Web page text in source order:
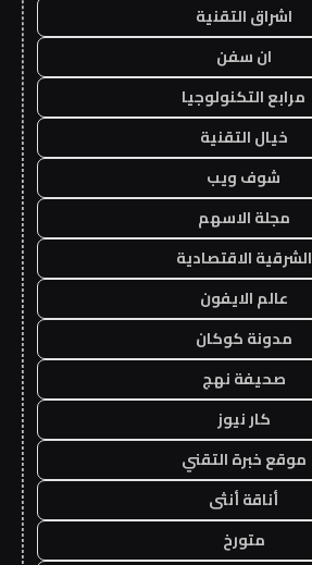
اشراق التقنية
ان سفن
مرابع التكنولوجيا
خيال التقنية
شوف ويب
مجلة الاسهم
الشرقية الاقتصادية
عالم الايفون
مدونة كوكان
صحيفة نهج
كار نيوز
موقع خبرة التقني
أناقة أنثى
متورخ